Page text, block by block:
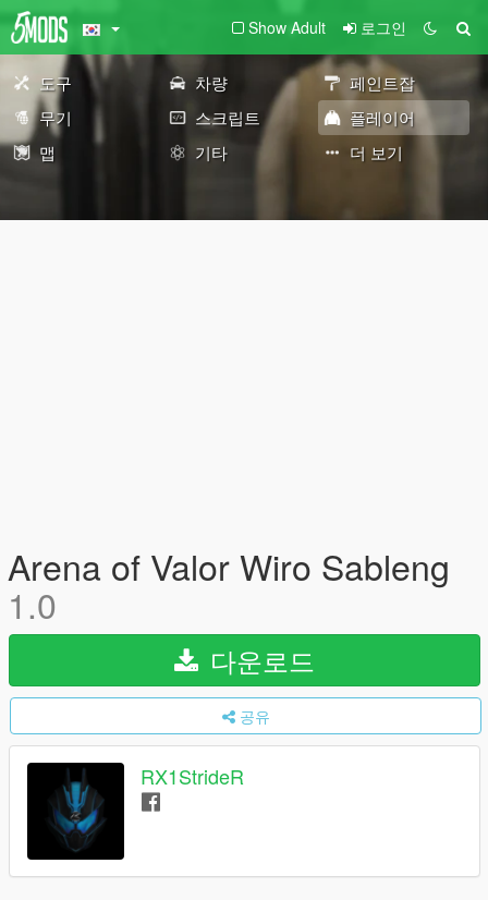
Show Adult 로그인
도구 차량
페인트잡
무기
스크립트
플레이어
맵
기타 더 보기
Arena of Valor Wiro Sableng
1.0
다운로드
공유
RX1StrideR